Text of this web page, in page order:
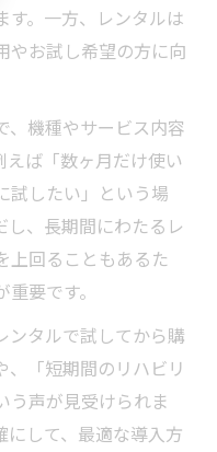
す。一方、レンタルは
やお試し希望の方に向
、機種やサービス内容
えば「数ヶ月だけ使い
試したい」という場
、長期間にわたるレ
上回ることもあるた
要です。
ンタルで試してから購
、「短期間のリハビリ
う声が見受けられま
にして、最適な導入方